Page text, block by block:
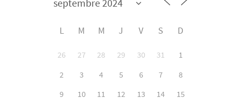
L M M J V S D
26 27 28 29 30 31
1
2
3 4 5 6 7
8
9
10 11 12 13 14
15